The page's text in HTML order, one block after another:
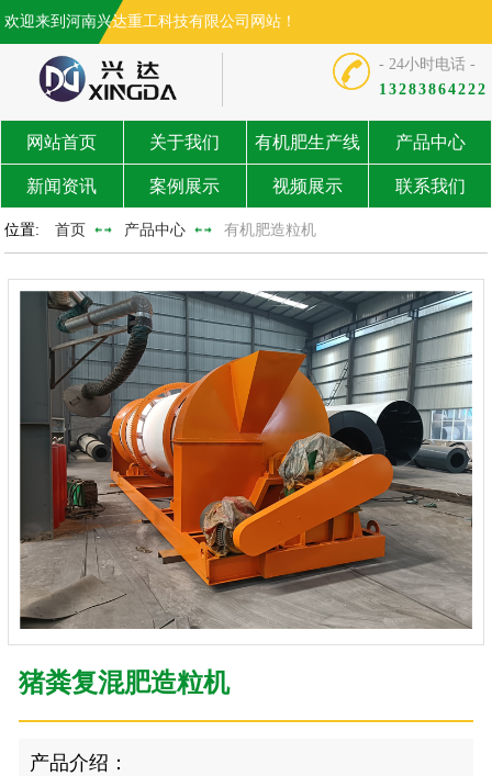
欢迎来到河南兴达重工科技有限公司网站！
- 24小时电话 -
13283864222
网站首页 关于我们 有机肥生产线 产品中心
新闻资讯 案例展示 视频展示 联系我们
位置: 首页 产品中心 有机肥造粒机
猪粪复混肥造粒机
产品介绍：